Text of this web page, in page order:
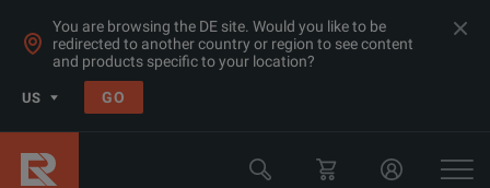
You are browsing the DE site. Would you like to be
redirected to another country or region to see content
and products specific to your location?
US GO